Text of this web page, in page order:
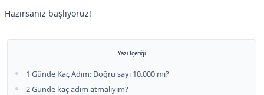
Hazırsanız başlıyoruz!
Yazı İçeriği
1 Günde Kaç Adım: Doğru sayı 10.000 mi?
2 Günde kaç adım atmalıyım?